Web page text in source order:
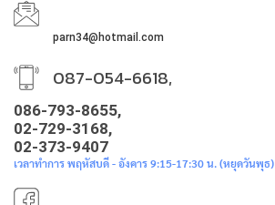
parn34@hotmail.com
087-054-6618,
086-793-8655,
02-729-3168,
02-373-9407
เวลาทำการ พฤหัสบดี - อังคาร 9:15-17:30 น. (หยุดวันพุธ)